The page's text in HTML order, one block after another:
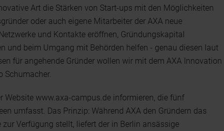
Art die Stärken von Start-ups mit den Möglichkeiten
oder auch eigene Mitarbeiter der AXA neue
und Kontakte eröffnen, Gründungskapital
und beim Umgang mit Behörden helfen - genau diesen laut
für angehende Gründer wollen wir mit dem AXA Innovation
Schumacher.
Website www.axa-campus.de informieren, die fünf
umfasst. Das Prinzip: Während AXA den Gründern das
Verfügung stellt, liefert der in Berlin ansässige